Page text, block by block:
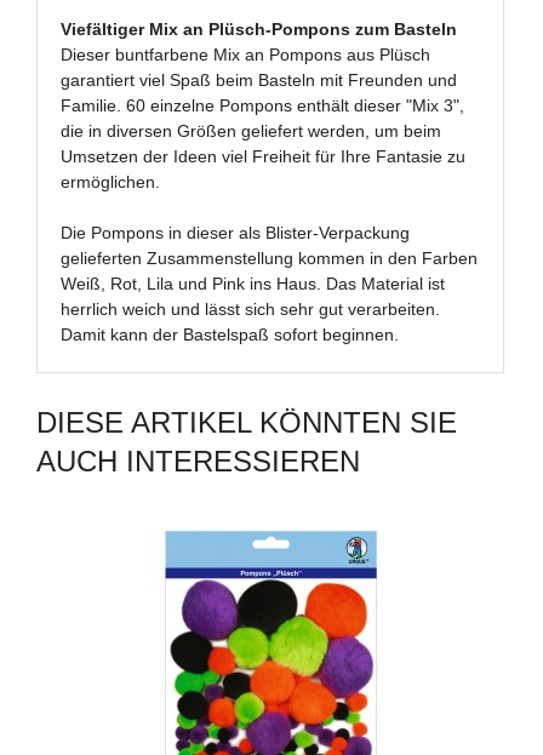
Viefältiger Mix an Plüsch-Pompons zum Basteln
Dieser buntfarbene Mix an Pompons aus Plüsch
garantiert viel Spaß beim Basteln mit Freunden und
Familie. 60 einzelne Pompons enthält dieser "Mix 3",
die in diversen Größen geliefert werden, um beim
Umsetzen der Ideen viel Freiheit für Ihre Fantasie zu
ermöglichen.
Die Pompons in dieser als Blister-Verpackung
gelieferten Zusammenstellung kommen in den Farben
Weiß, Rot, Lila und Pink ins Haus. Das Material ist
herrlich weich und lässt sich sehr gut verarbeiten.
Damit kann der Bastelspaß sofort beginnen.
DIESE ARTIKEL KÖNNTEN SIE
AUCH INTERESSIEREN